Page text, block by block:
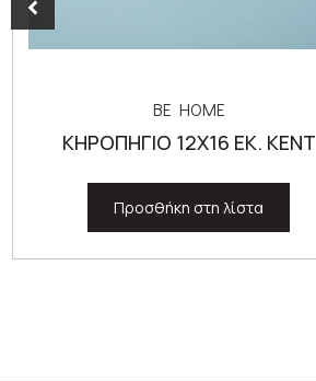
BE HOME
ΚΗΡΟΠΗΓΙΟ 12Χ16 ΕΚ. KENT
Προσθήκη στη λίστα